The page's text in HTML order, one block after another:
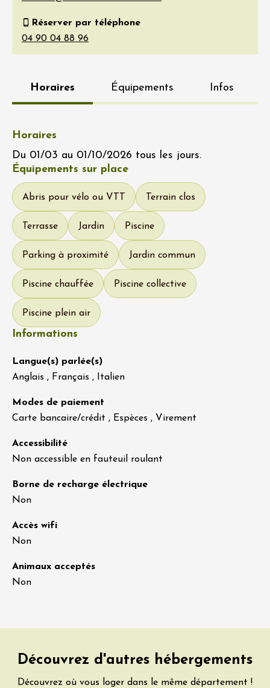
Réserver par téléphone
Horaires Équipements Infos
Horaires
Du 01/03 au 01/10/2026 tous les jours.
Équipements sur place
Abris pour vélo ou VTT Terrain clos
Terrasse Jardin Piscine
Parking à proximité Jardin commun
Piscine chauffée Piscine collective
Piscine plein air
Informations
Langue(s) parlée(s)
Anglais , Français , Italien
Modes de paiement
Carte bancaire/crédit , Espèces , Virement
Accessibilité
Non accessible en fauteuil roulant
Borne de recharge électrique
Non
Accès wifi
Non
Animaux acceptés
Non
Découvrez d'autres hébergements
Découvrez où vous loger dans le même département !